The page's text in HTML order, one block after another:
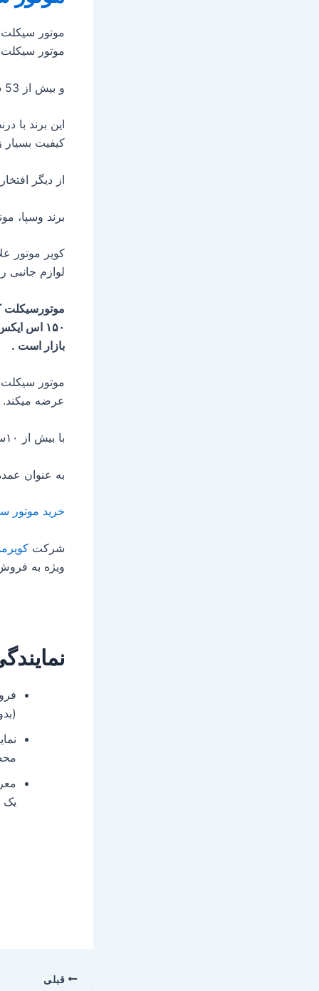
موتور
موتور
و بیش از 53 سال در این زمینه تجربه دارد.
این برند با
کیفیت بسیار
از دیگر
برند وسپا،
کویر موتور
لوازم جانبی
بازار است .
موتور
عرضه میکند.
با بیش از ۱۰سال سابقه فروش در انواع موتور سیکلت توانسته جایگاه خوبی
به عنوان
خرید موتور
شرکت
ویژه به
قبلی